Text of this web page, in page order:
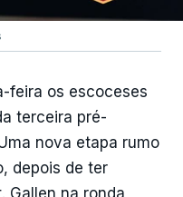
feira os escoceses
terceira pré-
nova etapa rumo
depois de ter
Gallen na ronda